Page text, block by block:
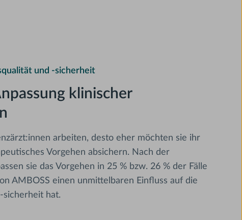
und -sicherheit
klinischer
arbeiten, desto eher möchten sie ihr
Vorgehen absichern. Nach der
sie das Vorgehen in 25 % bzw. 26 % der Fälle
AMBOSS einen unmittelbaren Einfluss auf die
sicherheit hat.